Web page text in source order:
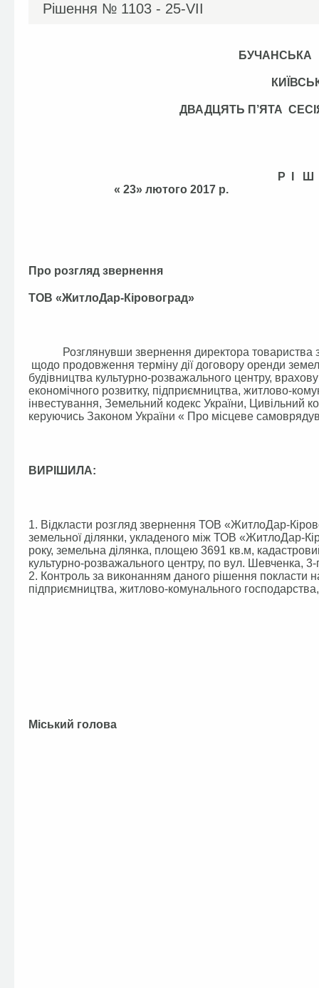
Рішення № 1103 - 25-VІІ
ДВАДЦЯТЬ П’ЯТА
Р І
« 23» лютого
Про розгляд звернення
ТОВ «ЖитлоДар-Кіровоград»
Розглянувши звернення директора товариства з
щодо продовження терміну дії договору оренди
будівництва культурно-розважального центру,
економічного розвитку, підприємництва, житлово-
інвестування, Земельний кодекс України, Цивільний
керуючись Законом України « Про місцеве
ВИРІШИЛА:
1. Відкласти розгляд звернення ТОВ «ЖитлоДар-
земельної ділянки, укладеного між ТОВ «ЖитлоДар-
року, земельна ділянка, площею 3691 кв.м,
культурно-розважального центру, по вул. Шевченка,
2. Контроль за виконанням даного рішення покласти
підприємництва, житлово-комунального
Міський голова